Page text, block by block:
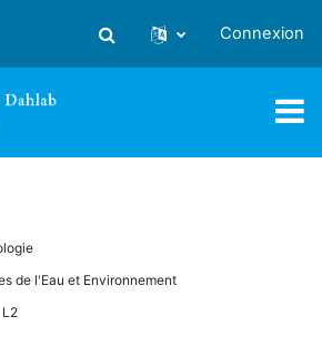
Activer/désactiver la saisie
Connexion
de l'Eau et Environnement
L2